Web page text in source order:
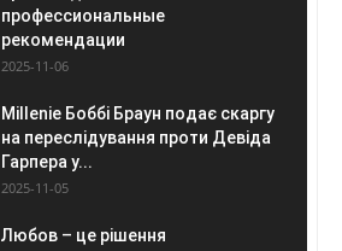
профессиональные
рекомендации
2025-11-06
Millenie Боббі Браун подає скаргу
на переслідування проти Девіда
Гарпера у...
2025-11-05
Любов – це рішення